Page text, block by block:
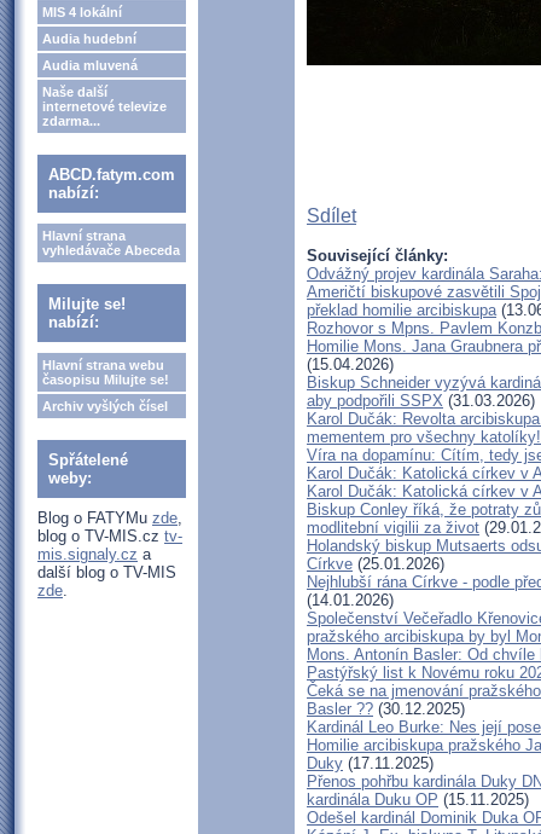
MIS 4 lokální
Audia hudební
Audia mluvená
Naše další
internetové televize
zdarma...
ABCD.fatym.com
nabízí:
Hlavní strana
vyhledávače Abeceda
Milujte se!
nabízí:
Hlavní strana webu
časopisu Milujte se!
Archiv vyšlých čísel
Spřátelené
weby:
Blog o FATYMu zde,
blog o TV-MIS.cz tv-
mis.signaly.cz a
další blog o TV-MIS
zde.
Sdílet
Související články:
Odvážný projev kardinála
Američtí biskupové zasvětili
překlad homilie arcibiskupa
Rozhovor s Mpns. Pavlem
Homilie Mons. Jana Graubnera
(15.04.2026)
Biskup Schneider vyzývá
aby podpořili SSPX (31.03.2026)
Karol Dučák: Revolta
mementem pro všechny katolíky!
Víra na dopamínu: Cítím, tedy
Karol Dučák: Katolická církev v
Karol Dučák: Katolická církev v
Biskup Conley říká, že potraty
modlitební vigilii za život
Holandský biskup Mutsaerts
Církve (25.01.2026)
Nejhlubší rána Církve - podle
(14.01.2026)
Společenství Večeřadlo
pražského arcibiskupa by byl
Mons. Antonín Basler: Od
Pastýřský list k Novému roku
Čeká se na jmenování
Basler ?? (30.12.2025)
Kardinál Leo Burke: Nes její
Homilie arcibiskupa pražského
Duky (17.11.2025)
Přenos pohřbu kardinála Duky
kardinála Duku OP (15.11.2025)
Odešel kardinál Dominik Duka